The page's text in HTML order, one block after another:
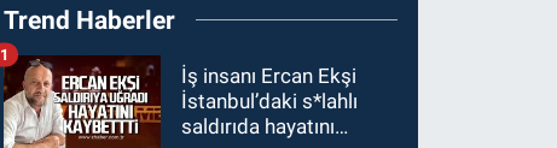
Zamanlar Almanya’da’
GÜNDEM
22:57Kim yeni kim
eski!
Trend Haberler
İş insanı Ercan Ekşi
İstanbul’daki s*lahlı
saldırıda hayatını
1